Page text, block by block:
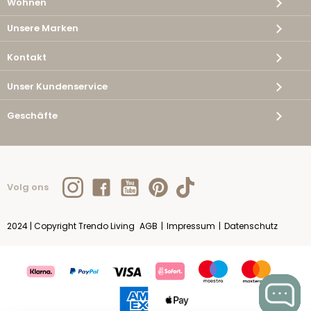
Unsere Marken
Kontakt
Unser Kundenservice
Geschäfte
Volg ons
2024 | Copyright Trendo Living AGB | Impressum | Datenschutz